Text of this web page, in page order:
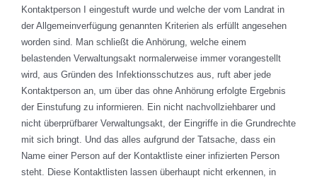
Kontaktperson I eingestuft wurde und welche der vom Landrat in
der Allgemeinverfügung genannten Kriterien als erfüllt angesehen
worden sind. Man schließt die Anhörung, welche einem
belastenden Verwaltungsakt normalerweise immer vorangestellt
wird, aus Gründen des Infektionsschutzes aus, ruft aber jede
Kontaktperson an, um über das ohne Anhörung erfolgte Ergebnis
der Einstufung zu informieren. Ein nicht nachvollziehbarer und
nicht überprüfbarer Verwaltungsakt, der Eingriffe in die Grundrechte
mit sich bringt. Und das alles aufgrund der Tatsache, dass ein
Name einer Person auf der Kontaktliste einer infizierten Person
steht. Diese Kontaktlisten lassen überhaupt nicht erkennen, in